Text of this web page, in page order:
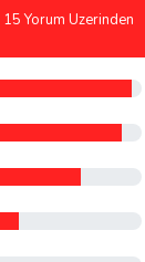
15 Yorum Uzerinden